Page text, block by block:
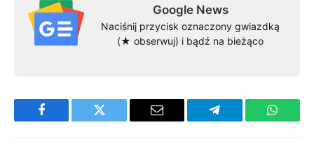
Google News
Naciśnij przycisk oznaczony gwiazdką
(★ obserwuj) i bądź na bieżąco
Facebook Twitter Email Telegram